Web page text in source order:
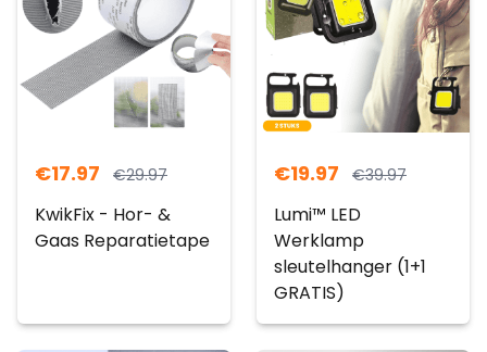
€17.97 €29.97
KwikFix - Hor- &
Gaas Reparatietape
€19.97 €39.97
Lumi™ LED
Werklamp
sleutelhanger (1+1
GRATIS)